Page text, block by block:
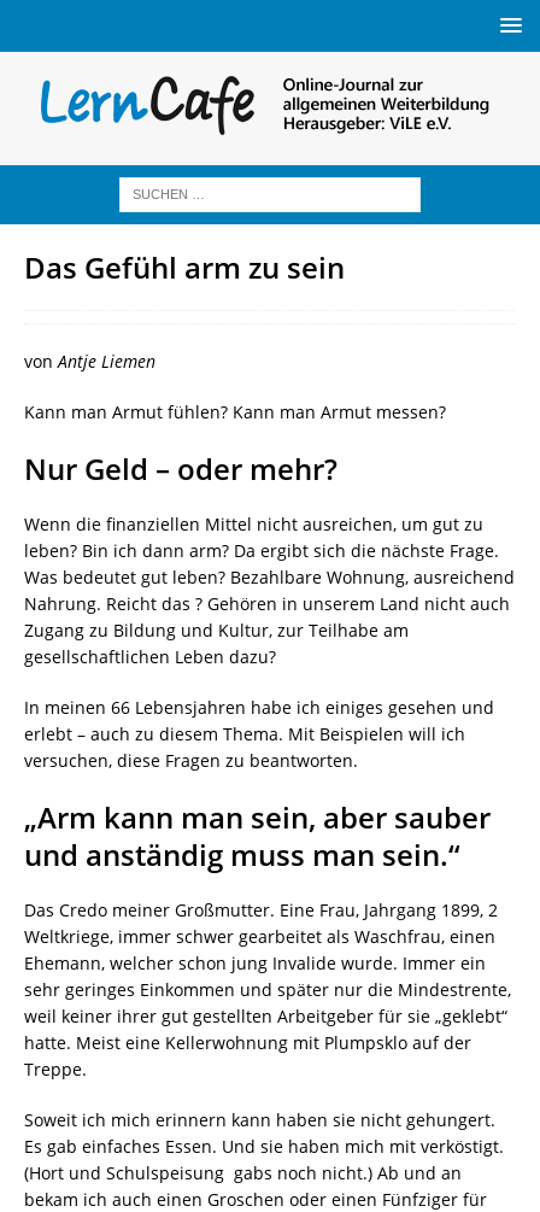
Das Gefühl arm zu sein
vonAntje Liemen
Kann man Armut fühlen? Kann man Armut messen?
Nur Geld – oder mehr?
Wenn die finanziellen Mittel nicht ausreichen, um gut zu
leben? Bin ich dann arm? Da ergibt sich die nächste Frage.
Was bedeutet gut leben? Bezahlbare Wohnung, ausreichend
Nahrung. Reicht das ? Gehören in unserem Land nicht auch
Zugang zu Bildung und Kultur, zur Teilhabe am
gesellschaftlichen Leben dazu?
In meinen 66 Lebensjahren habe ich einiges gesehen und
erlebt – auch zu diesem Thema. Mit Beispielen will ich
versuchen, diese Fragen zu beantworten.
„Arm kann man sein, aber sauber
und anständig muss man sein.“
Das Credo meiner Großmutter. Eine Frau, Jahrgang 1899, 2
Weltkriege, immer schwer gearbeitet als Waschfrau, einen
Ehemann, welcher schon jung Invalide wurde. Immer ein
sehr geringes Einkommen und später nur die Mindestrente,
weil keiner ihrer gut gestellten Arbeitgeber für sie „geklebt“
hatte. Meist eine Kellerwohnung mit Plumpsklo auf der
Treppe.
Soweit ich mich erinnern kann haben sie nicht gehungert.
Es gab einfaches Essen. Und sie haben mich mit verköstigt.
(Hort und Schulspeisung gabs noch nicht.) Ab und an
bekam ich auch einen Groschen oder einen Fünfziger für